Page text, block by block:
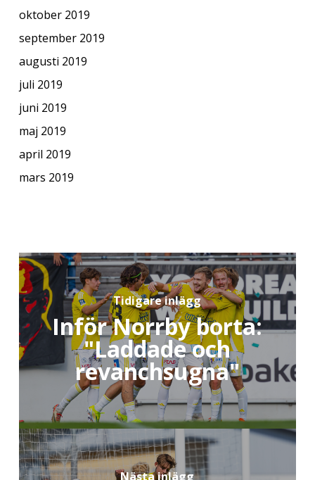
oktober 2019
september 2019
augusti 2019
juli 2019
juni 2019
maj 2019
april 2019
mars 2019
Tidigare inlägg
Inför Norrby borta:
"Laddade och
revanchsugna"
Nästa inlägg